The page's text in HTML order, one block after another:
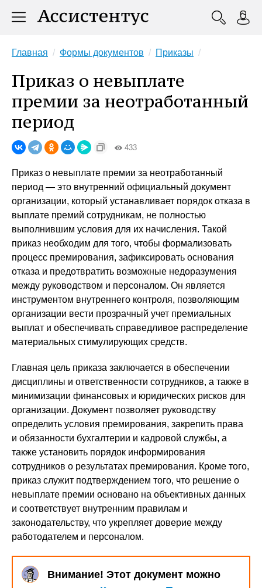
Главная Формы документов Приказы
Приказ о невыплате
премии за неотработанный
период
433
Приказ о невыплате премии за неотработанный
период — это внутренний официальный документ
организации, который устанавливает порядок отказа в
выплате премий сотрудникам, не полностью
выполнившим условия для их начисления. Такой
приказ необходим для того, чтобы формализовать
процесс премирования, зафиксировать основания
отказа и предотвратить возможные недоразумения
между руководством и персоналом. Он является
инструментом внутреннего контроля, позволяющим
организации вести прозрачный учет премиальных
выплат и обеспечивать справедливое распределение
материальных стимулирующих средств.
Главная цель приказа заключается в обеспечении
дисциплины и ответственности сотрудников, а также в
минимизации финансовых и юридических рисков для
организации. Документ позволяет руководству
определить условия премирования, закрепить права
и обязанности бухгалтерии и кадровой службы, а
также установить порядок информирования
сотрудников о результатах премирования. Кроме того,
приказ служит подтверждением того, что решение о
невыплате премии основано на объективных данных
и соответствует внутренним правилам и
законодательству, что укрепляет доверие между
работодателем и персоналом.
Внимание! Этот документ можно